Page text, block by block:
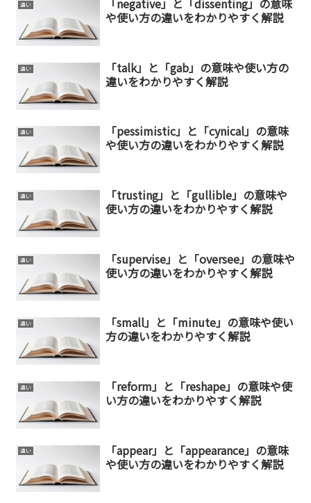
違い
「negative」と「dissenting」の意味
や使い方の違いをわかりやすく解説
違い
「talk」と「gab」の意味や使い方の
違いをわかりやすく解説
違い
「pessimistic」と「cynical」の意味
や使い方の違いをわかりやすく解説
違い
「trusting」と「gullible」の意味や
使い方の違いをわかりやすく解説
違い
「supervise」と「oversee」の意味や
使い方の違いをわかりやすく解説
違い
「small」と「minute」の意味や使い
方の違いをわかりやすく解説
違い
「reform」と「reshape」の意味や使
い方の違いをわかりやすく解説
違い
「appear」と「appearance」の意味
や使い方の違いをわかりやすく解説